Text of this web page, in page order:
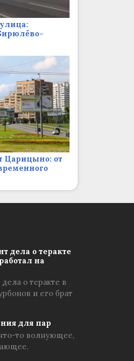
Царицыно: от
дела о теракте
на
о теракте в
и его брат
для пар
то волнующее,